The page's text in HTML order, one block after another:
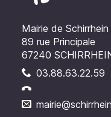
Mairie de Schirrhein
89 rue Principale
67240
03.88.63.22.59